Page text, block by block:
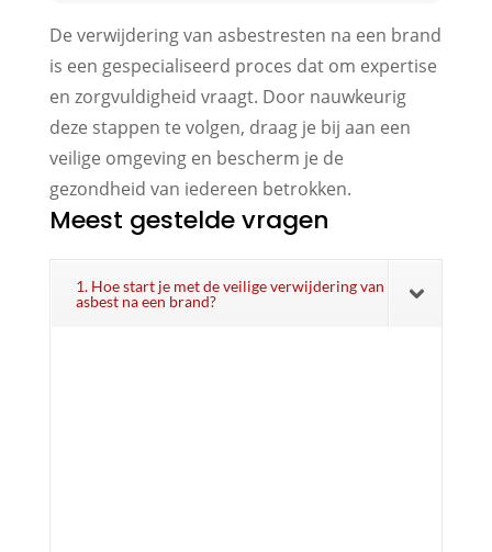
De verwijdering van asbestresten na een brand
is een gespecialiseerd proces dat om expertise
en zorgvuldigheid vraagt. Door nauwkeurig
deze stappen te volgen, draag je bij aan een
veilige omgeving en bescherm je de
gezondheid van iedereen betrokken.
Meest gestelde vragen
1. Hoe start je met de veilige verwijdering van
asbest na een brand?